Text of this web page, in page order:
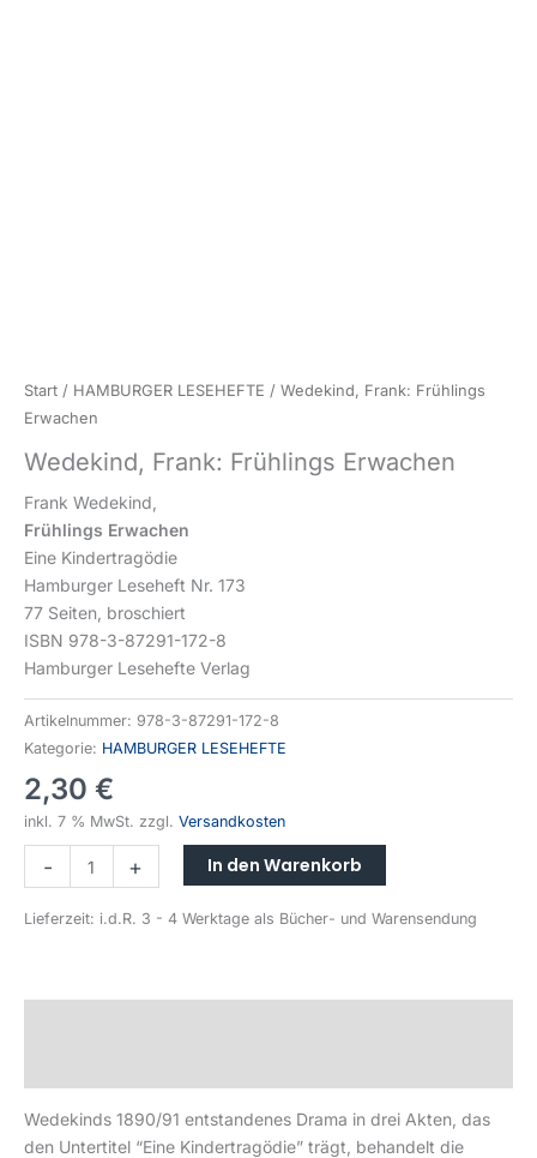
Start / HAMBURGER LESEHEFTE / Wedekind, Frank: Frühlings
Erwachen
Wedekind, Frank: Frühlings Erwachen
Frank Wedekind,
Frühlings Erwachen
Eine Kindertragödie
Hamburger Leseheft Nr. 173
77 Seiten, broschiert
ISBN 978-3-87291-172-8
Hamburger Lesehefte Verlag
Artikelnummer: 978-3-87291-172-8
Kategorie: HAMBURGER LESEHEFTE
2,30 €
inkl. 7 % MwSt. zzgl. Versandkosten
- + In den Warenkorb
Lieferzeit: i.d.R. 3 - 4 Werktage als Bücher- und Warensendung
Wedekinds 1890/91 entstandenes Drama in drei Akten, das
den Untertitel “Eine Kindertragödie” trägt, behandelt die